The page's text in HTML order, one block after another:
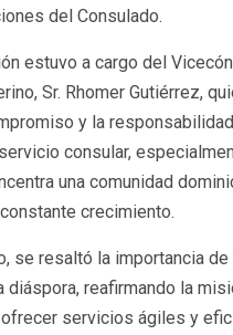
del Consulado.
estuvo a cargo del
Sr. Rhomer Gutiérrez,
y la
consular,
una comunidad
crecimiento.
se resaltó la importancia
diáspora, reafirmando la
servicios ágiles y